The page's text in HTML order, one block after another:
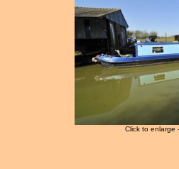
Click to enlarge